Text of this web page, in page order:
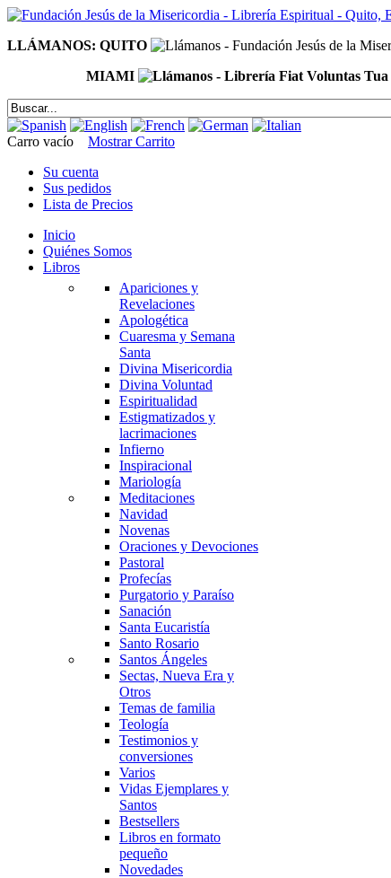
LLÁMANOS: QUITO
MIAMI
Carro vacío
Mostrar Carrito
Su cuenta
Sus pedidos
Lista de Precios
Inicio
Quiénes Somos
Libros
Apariciones y
Revelaciones
Apologética
Cuaresma y Semana
Santa
Divina Misericordia
Divina Voluntad
Espiritualidad
Estigmatizados y
lacrimaciones
Infierno
Inspiracional
Mariología
Meditaciones
Navidad
Novenas
Oraciones y Devociones
Pastoral
Profecías
Purgatorio y Paraíso
Sanación
Santa Eucaristía
Santo Rosario
Santos Ángeles
Sectas, Nueva Era y
Otros
Temas de familia
Teología
Testimonios y
conversiones
Varios
Vidas Ejemplares y
Santos
Bestsellers
Libros en formato
pequeño
Novedades